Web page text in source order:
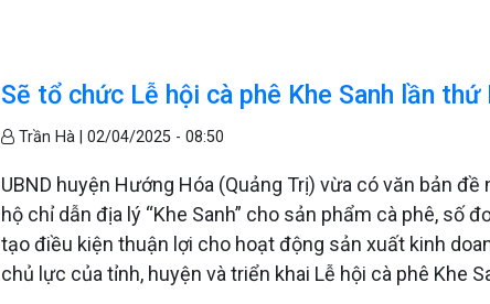
Sẽ tổ chức Lễ hội cà phê Khe Sanh lần
Trần Hà |02/04/2025 - 08:50
UBND huyện Hướng Hóa (Quảng Trị) vừa có văn bản
hộ chỉ dẫn địa lý “Khe Sanh” cho sản phẩm cà phê, số
tạo điều kiện thuận lợi cho hoạt động sản xuất kinh
chủ lực của tỉnh, huyện và triển khai Lễ hội cà phê Khe